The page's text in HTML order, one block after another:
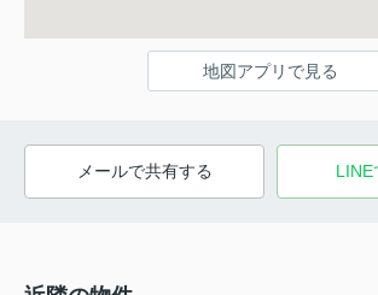
地図アプリで見る
メールで共有する LINE